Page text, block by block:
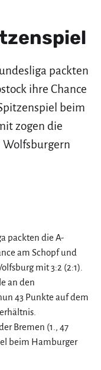
packten
ihre Chance
beim
zogen die
Wolfsburgern
packten die A-
am Schopf und
mit 3:2 (2:1).
an den
43 Punkte auf dem
Bremen (1., 47
beim Hamburger